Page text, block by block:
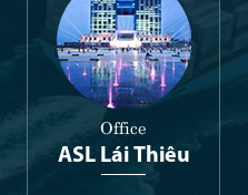
Office
ASL Lái Thiêu